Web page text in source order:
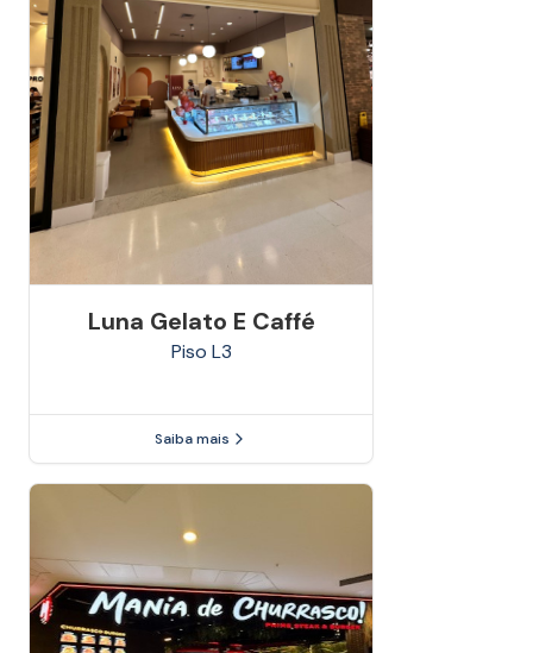
Luna Gelato E Caffé
Piso L3
Saiba mais